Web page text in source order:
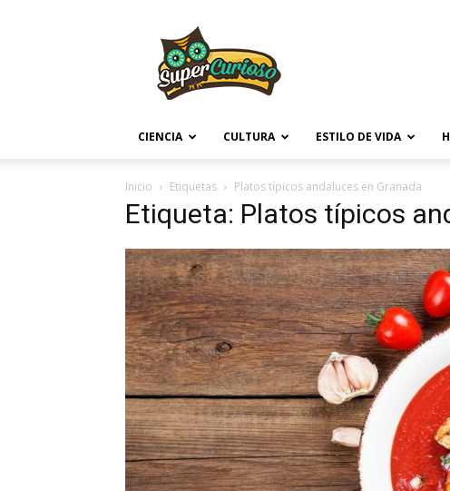
CIENCIA CULTURA ESTILO DE VIDA
Inicio Etiquetas Platos típicos andaluces en Granada
Etiqueta: Platos típicos